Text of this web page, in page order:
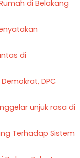
di Belakang
di
DPC
unjuk rasa di
Terhadap Sistem